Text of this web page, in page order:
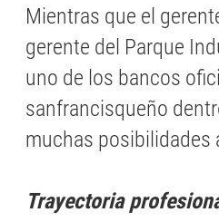
Mientras que el
gerente del Parque
uno de los bancos
sanfrancisqueño
muchas posibilidades
Trayectoria